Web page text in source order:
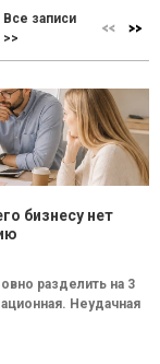
Все записи
>>
бизнесу нет
разделить на 3
Неудачная